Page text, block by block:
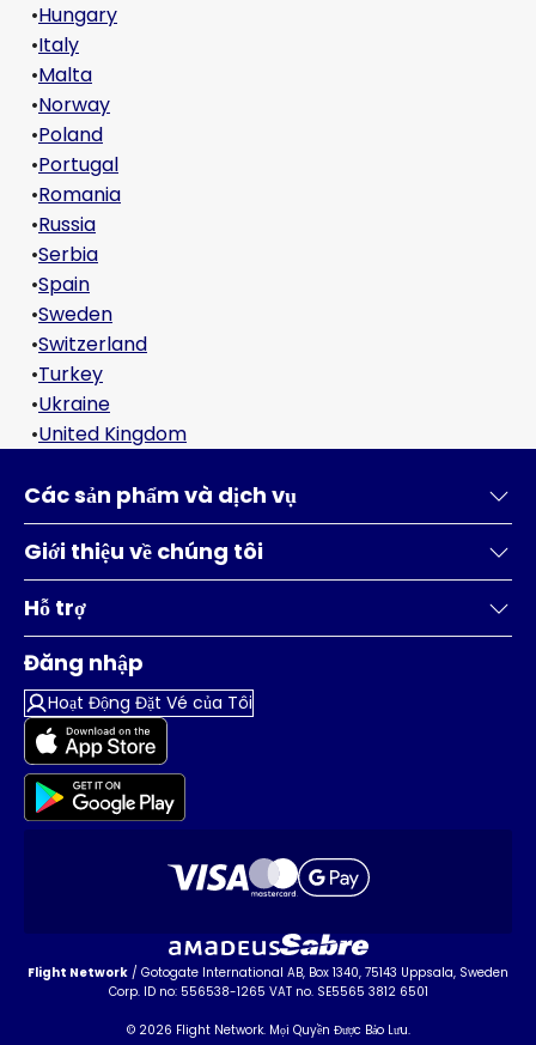
•Hungary
•Italy
•Malta
•Norway
•Poland
•Portugal
•Romania
•Russia
•Serbia
•Spain
•Sweden
•Switzerland
•Turkey
•Ukraine
•United Kingdom
Các sản phẩm và dịch vụ
Giới thiệu về chúng tôi
Hỗ trợ
Đăng nhập
Hoạt Động Đặt Vé của Tôi
Flight Network / Gotogate International AB, Box 1340, 75143 Uppsala, Sweden
Corp. ID no: 556538-1265 VAT no. SE5565 3812 6501
© 2026 Flight Network. Mọi Quyền Được Bảo Lưu.